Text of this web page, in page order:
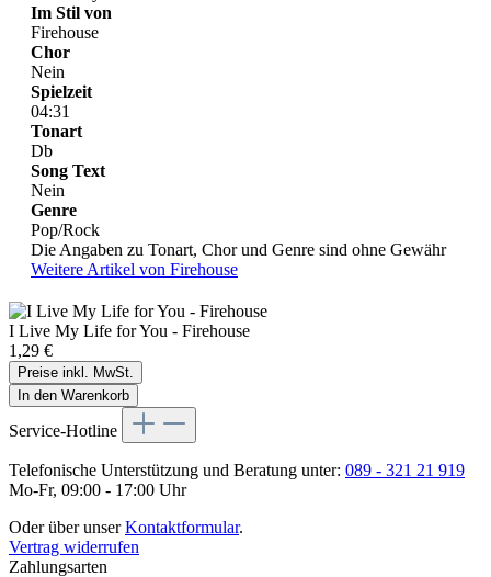
Im Stil von
Firehouse
Chor
Nein
Spielzeit
04:31
Tonart
Db
Song Text
Nein
Genre
Pop/Rock
Die Angaben zu Tonart, Chor und Genre sind ohne Gewähr
Weitere Artikel von Firehouse
I Live My Life for You - Firehouse
1,29 €
Preise inkl. MwSt.
In den Warenkorb
Service-Hotline
Telefonische Unterstützung und Beratung unter: 089 - 321 21 919
Mo-Fr, 09:00 - 17:00 Uhr
Oder über unserKontaktformular.
Vertrag widerrufen
Zahlungsarten